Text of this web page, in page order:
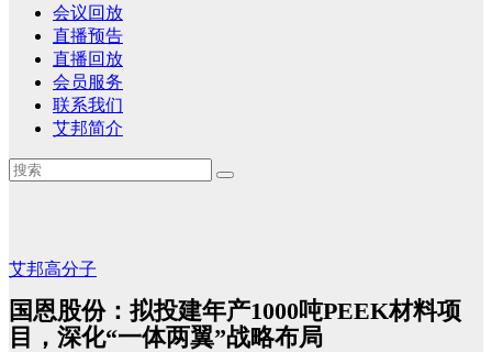
会议回放
直播预告
直播回放
会员服务
联系我们
艾邦简介
艾邦高分子
国恩股份：拟投建年产1000吨PEEK材料项
目，深化“一体两翼”战略布局